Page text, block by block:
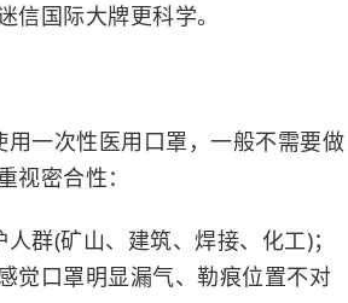
国际大牌更科学。
一次性医用口罩，一般不需要做
密合性：
群(矿山、建筑、焊接、化工)；
觉口罩明显漏气、勒痕位置不对